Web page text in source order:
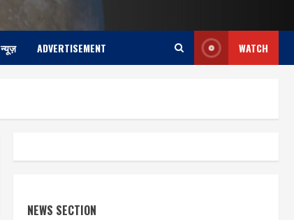
ADVERTISEMENT WATCH
NEWS SECTION